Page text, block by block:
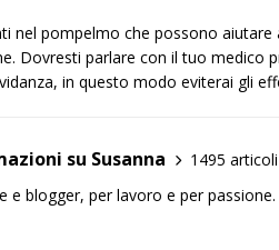
nel pompelmo che possono
Dovresti parlare con il tuo medico
in questo modo eviterai gli
su Susanna
1495 articoli
e blogger, per lavoro e per